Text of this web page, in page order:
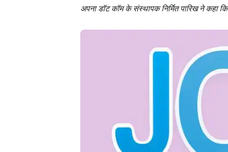
अपना डॉट कॉम के संस्थापक निर्मित पारिख ने कहा कि